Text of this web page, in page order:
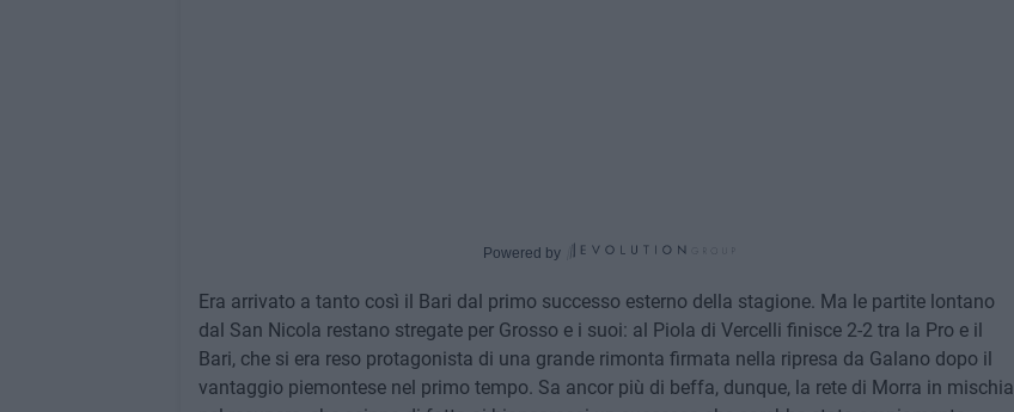
Powered by
Era arrivato a tanto così il Bari dal primo successo esterno della stagione. Ma le partite lontano
dal San Nicola restano stregate per Grosso e i suoi: al Piola di Vercelli finisce 2-2 tra la Pro e il
Bari, che si era reso protagonista di una grande rimonta firmata nella ripresa da Galano dopo il
vantaggio piemontese nel primo tempo. Sa ancor più di beffa, dunque, la rete di Morra in mischia